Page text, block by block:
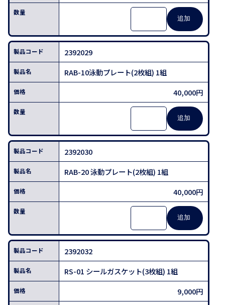
2392029
RAB-10泳動プレート(2枚組) 1組
40,000円
2392030
RAB-20 泳動プレート(2枚組) 1組
40,000円
2392032
RS-01 シールガスケット(3枚組) 1組
9,000円